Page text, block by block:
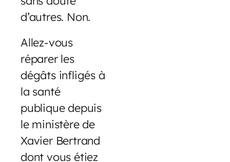
d’autres. Non.
Allez-vous
réparer les
dégâts infligés à
la santé
publique depuis
le ministère de
Xavier Bertrand
dont vous étiez